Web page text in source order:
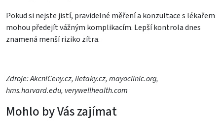
Pokud si nejste jistí, pravidelné měření a konzultace s lékařem
mohou předejít vážným komplikacím. Lepší kontrola dnes
znamená menší riziko zítra.
Zdroje: AkcniCeny.cz, iletaky.cz, mayoclinic.org,
hms.harvard.edu, verywellhealth.com
Mohlo by Vás zajímat